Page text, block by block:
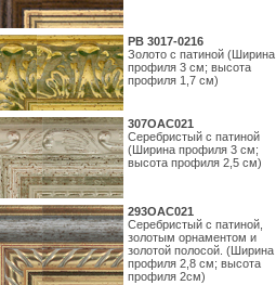
PB 3017-0216
Золото с патиной (Ширина
профиля 3 см; высота
профиля 1,7 см)
307OAC021
Серебристый с патиной
(Ширина профиля 3 см;
высота профиля 2,5 см)
293OAC021
Серебристый с патиной,
золотым орнаментом и
золотой полосой. (Ширина
профиля 2,8 см; высота
профиля 2см)